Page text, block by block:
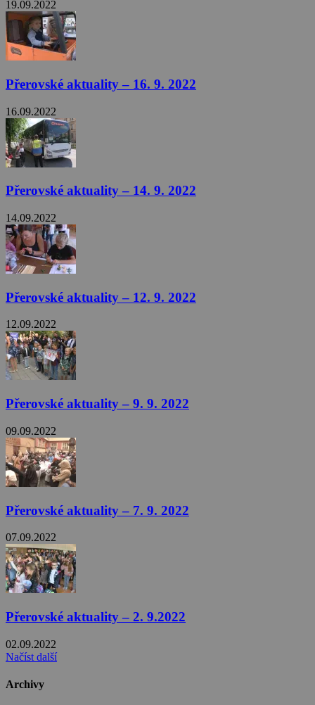
19.09.2022
Přerovské aktuality – 16. 9. 2022
16.09.2022
Přerovské aktuality – 14. 9. 2022
14.09.2022
Přerovské aktuality – 12. 9. 2022
12.09.2022
Přerovské aktuality – 9. 9. 2022
09.09.2022
Přerovské aktuality – 7. 9. 2022
07.09.2022
Přerovské aktuality – 2. 9.2022
02.09.2022
Načíst další
Archivy